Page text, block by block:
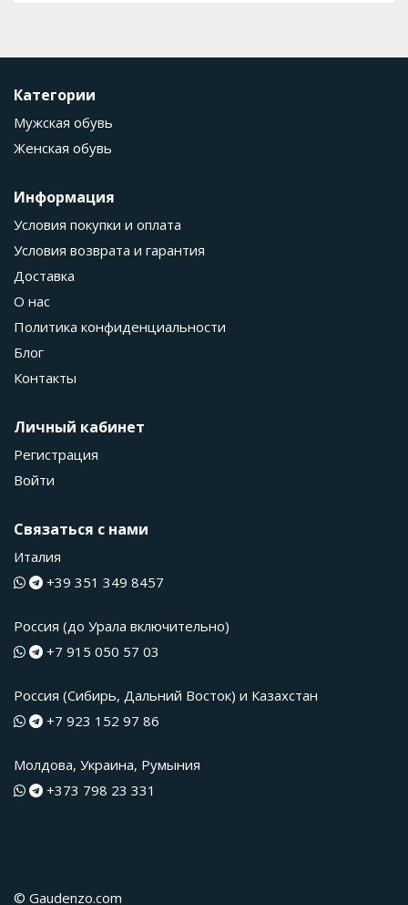
Категории
Мужская обувь
Женская обувь
Информация
Условия покупки и оплата
Условия возврата и гарантия
Доставка
О нас
Политика конфиденциальности
Блог
Контакты
Личный кабинет
Регистрация
Войти
Связаться с нами
Италия
+39 351 349 8457
Россия (до Урала включительно)
+7 915 050 57 03
Россия (Сибирь, Дальний Восток) и Казахстан
+7 923 152 97 86
Молдова, Украина, Румыния
+373 798 23 331
© Gaudenzo.com